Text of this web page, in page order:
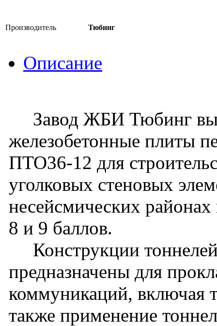
Производитель Тюбинг
Описание
Завод ЖБИ Тюбинг
железобетонные плиты
ПТО36-12 для
уголковых стеновых
несейсмических
8 и 9 баллов.
Конструкции тоннелей
предназначены для
коммуникаций, включая
также применение